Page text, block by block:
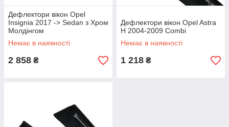
Дефлектори вікон Opel
Insignia 2017 -> Sedan з Хром
Молдінгом
Немає в наявності
2 858 ₴
Дефлектори вікон Opel Astra
H 2004-2009 Combi
Немає в наявності
1 218 ₴